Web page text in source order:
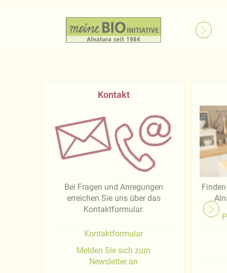
Kontakt
Bei Fragen und Anregungen
erreichen Sie uns über das
Kontaktformular.
Kontaktformular
Melden Sie sich zum
Newsletter an